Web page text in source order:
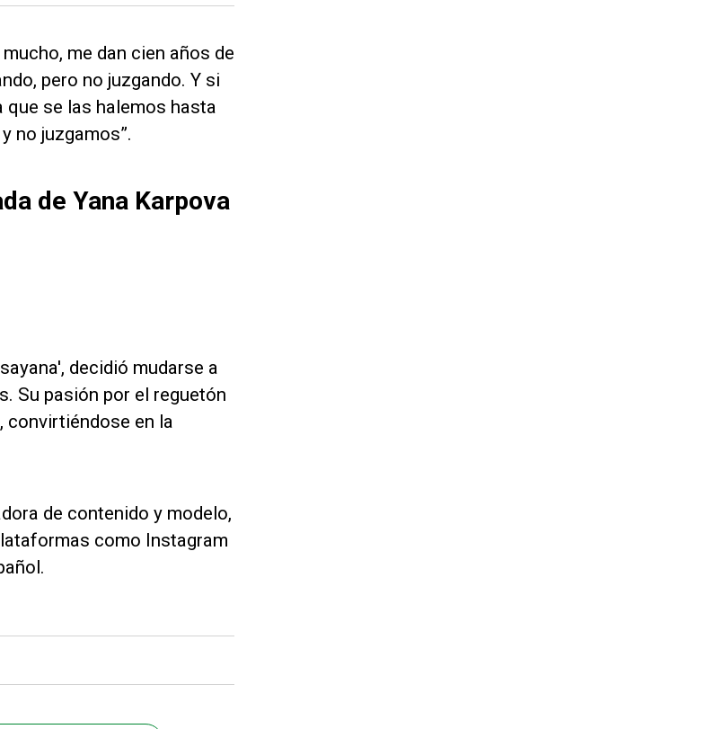
me dan cien años de
pero no juzgando. Y si
se las halemos hasta
no juzgamos”.
de Yana Karpova
decidió mudarse a
Su pasión por el reguetón
convirtiéndose en la
de contenido y modelo,
como Instagram